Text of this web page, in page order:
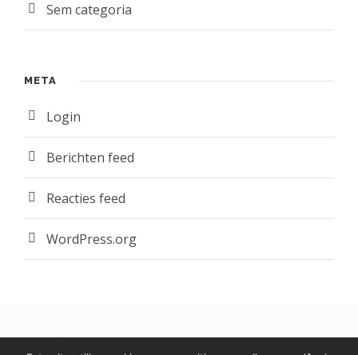
Sem categoria
META
Login
Berichten feed
Reacties feed
WordPress.org